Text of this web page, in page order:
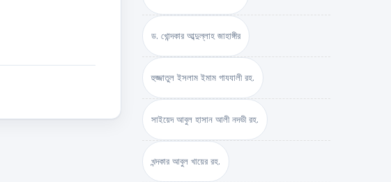
ড. খোন্দকার আব্দুল্লাহ জাহাঙ্গীর
হুজ্জাতুল ইসলাম ইমাম গাযযালী রহ.
সাইয়েদ আবুল হাসান আলী নদভী রহ.
খন্দকার আবুল খায়ের রহ.